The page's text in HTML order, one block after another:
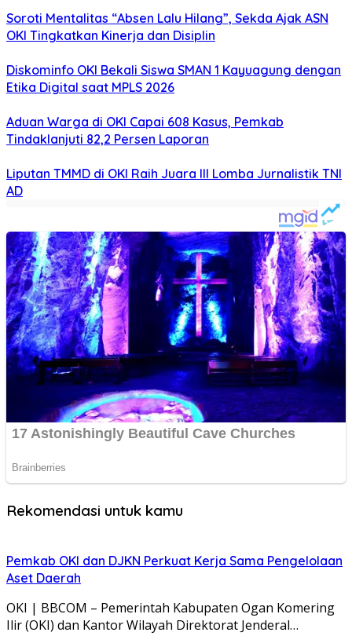
Soroti Mentalitas “Absen Lalu Hilang”, Sekda Ajak ASN
OKI Tingkatkan Kinerja dan Disiplin
Diskominfo OKI Bekali Siswa SMAN 1 Kayuagung dengan
Etika Digital saat MPLS 2026
Aduan Warga di OKI Capai 608 Kasus, Pemkab
Tindaklanjuti 82,2 Persen Laporan
Liputan TMMD di OKI Raih Juara III Lomba Jurnalistik TNI
AD
Rekomendasi untuk kamu
Pemkab OKI dan DJKN Perkuat Kerja Sama Pengelolaan
Aset Daerah
OKI | BBCOM – Pemerintah Kabupaten Ogan Komering
Ilir (OKI) dan Kantor Wilayah Direktorat Jenderal…